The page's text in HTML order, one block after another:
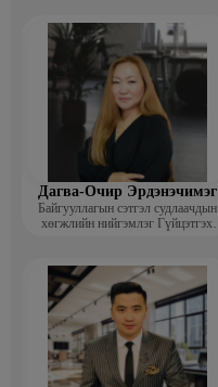
Дагва-Очир Эрдэнэчимэг
Байгууллагын сэтгэл судлаачдын
хөгжлийн нийгэмлэг Гүйцэтгэх